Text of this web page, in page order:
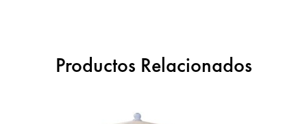
Productos Relacionados